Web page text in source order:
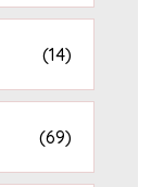
(14)
(69)